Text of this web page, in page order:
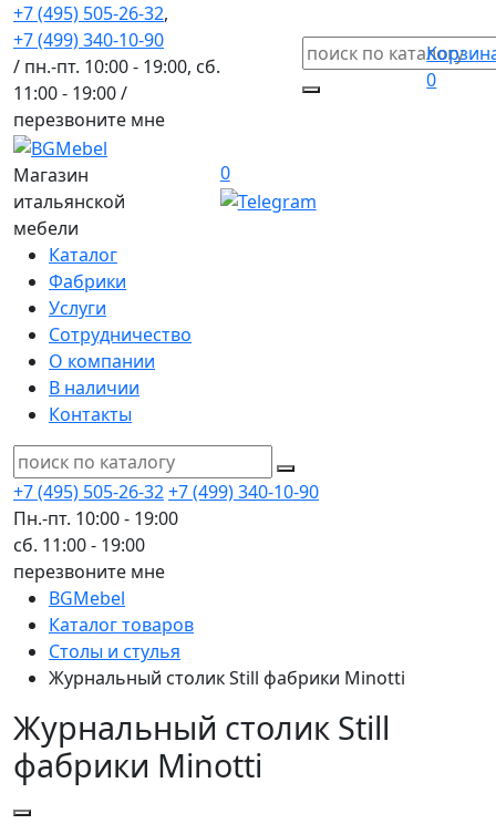
+7 (495) 505-26-32,
+7 (499) 340-10-90
/ пн.-пт. 10:00 - 19:00, сб.
11:00 - 19:00 /
перезвоните мне
0
Магазин
итальянской
мебели
0
Каталог
Фабрики
Услуги
Сотрудничество
О компании
В наличии
Контакты
+7 (495) 505-26-32+7 (499) 340-10-90
Пн.-пт. 10:00 - 19:00
сб. 11:00 - 19:00
перезвоните мне
BGMebel
Каталог товаров
Столы и стулья
Журнальный столик Still фабрики Minotti
Журнальный столик Still
фабрики Minotti